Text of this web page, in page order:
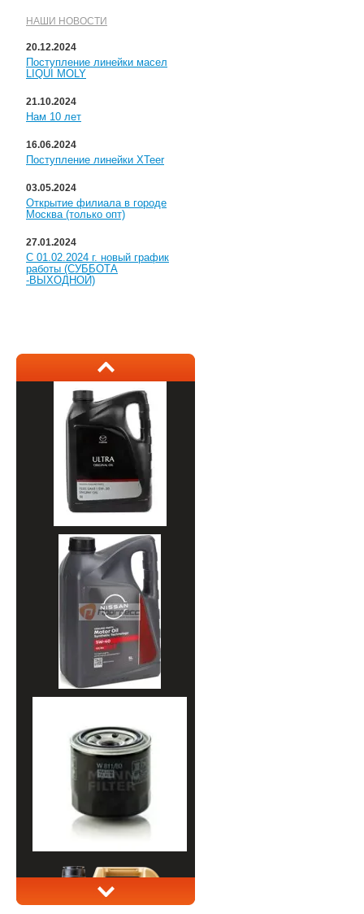
НАШИ НОВОСТИ
20.12.2024
Поступление линейки масел
LIQUI MOLY
21.10.2024
Нам 10 лет
16.06.2024
Поступление линейки XTeer
03.05.2024
Открытие филиала в городе
Москва (только опт)
27.01.2024
С 01.02.2024 г. новый график
работы (СУББОТА
-ВЫХОДНОЙ)